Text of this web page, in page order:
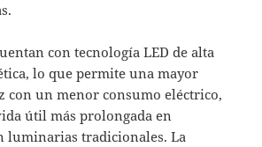
con tecnología LED de alta
lo que permite una mayor
con un menor consumo eléctrico,
útil más prolongada en
luminarias tradicionales. La